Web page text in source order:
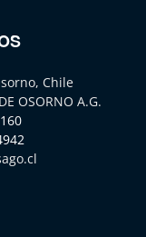
Chile
OSORNO A.G.